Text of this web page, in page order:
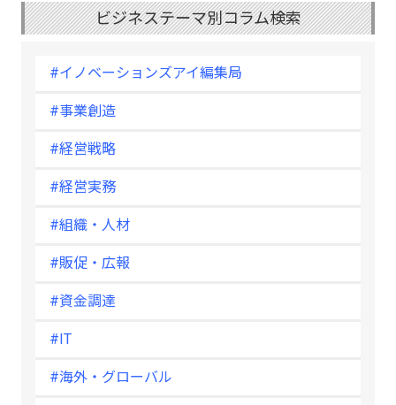
ビジネステーマ別コラム検索
#イノベーションズアイ編集局
#事業創造
#経営戦略
#経営実務
#組織・人材
#販促・広報
#資金調達
#IT
#海外・グローバル